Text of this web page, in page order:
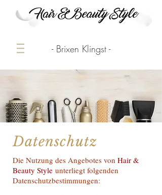
- Brixen Klingst -
Datenschutz
Die Nutzung des Angebotes von Hair &
Beauty Style unterliegt folgenden
Datenschutzbestimmungen: